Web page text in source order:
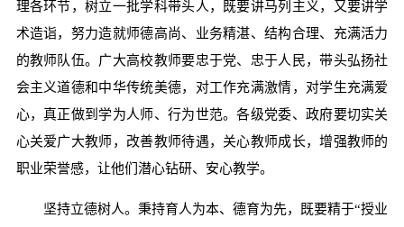
理各环节，树立一批学科带头人，既要讲马列主义，又要讲学
术造诣，努力造就师德高尚、业务精湛、结构合理、充满活力
的教师队伍。广大高校教师要忠于党、忠于人民，带头弘扬社
会主义道德和中华传统美德，对工作充满激情，对学生充满爱
心，真正做到学为人师、行为世范。各级党委、政府要切实关
心关爱广大教师，改善教师待遇，关心教师成长，增强教师的
职业荣誉感，让他们潜心钻研、安心教学。
坚持立德树人。秉持育人为本、德育为先，既要精于“授业